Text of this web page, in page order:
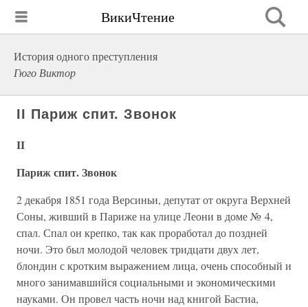
ВикиЧтение
История одного преступления
Гюго Виктор
II Париж спит. Звонок
II
Париж спит. Звонок
2 декабря 1851 года Версиньи, депутат от округа Верхней
Соны, живший в Париже на улице Леони в доме № 4,
спал. Спал он крепко, так как проработал до поздней
ночи. Это был молодой человек тридцати двух лет,
блондин с кротким выражением лица, очень способный и
много занимавшийся социальными и экономическими
науками. Он провел часть ночи над книгой Бастиа,